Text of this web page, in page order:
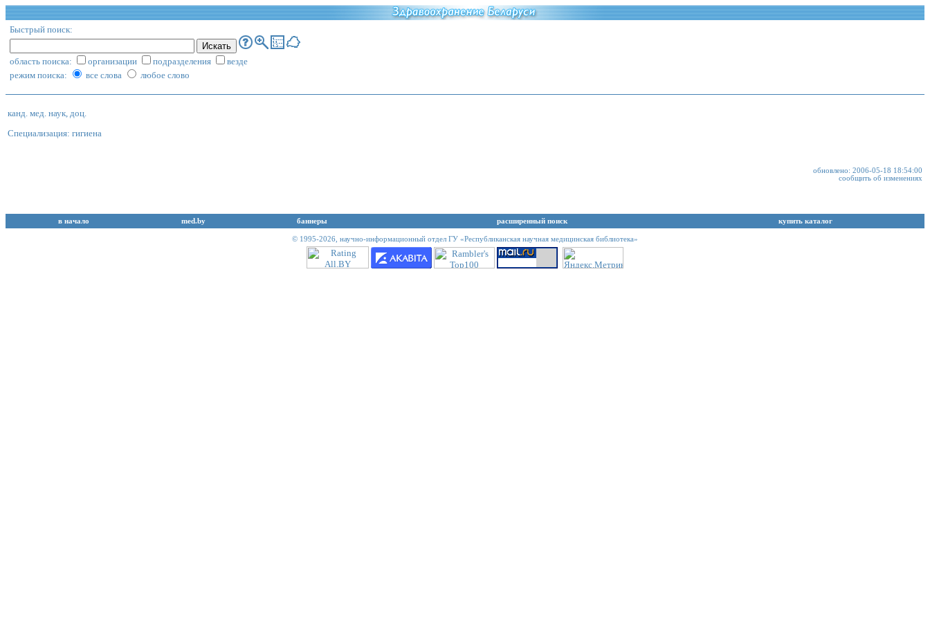
Быстрый поиск:
область поиска: организации подразделения
везде
режим поиска:
все слова любое слово
канд. мед. наук, доц.
Специализация: гигиена
обновлено: 2006-05-18 18:54:00
сообщить об изменениях
в начало med.by баннеры расширенный поиск купить каталог
© 1995-2026, научно-информационный отдел ГУ «Республиканская научная медицинская библиотека»